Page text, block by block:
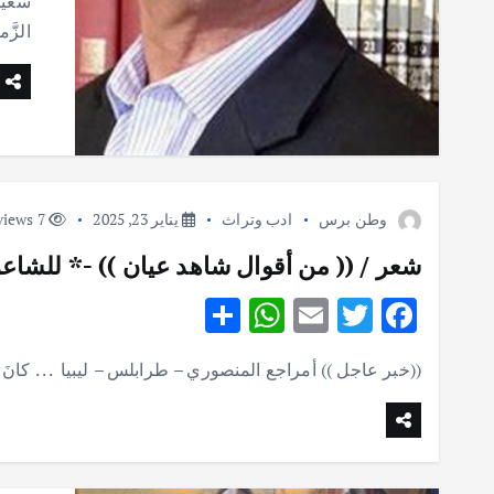
وطن برس ادب وتراث يناير 23, 2025 7 views
شعر / (( من أقوال شاهد عيان )) -* للشاعر
F
ac
e
o
T
w
it
r
E
m
ai
W
at
A
ar
((خبر عاجل )) أمراجع المنصوري – طرابلس – ليبيا . . . كانَ